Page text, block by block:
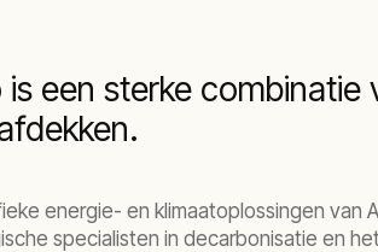
een sterke
energie- en klimaatoplossingen
specialisten in decarbonisatie en